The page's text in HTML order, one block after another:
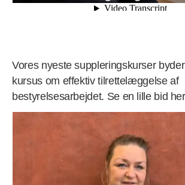
Vores nyeste suppleringskurser
kursus om effektiv tilrettelæggelse af
bestyrelsesarbejdet. Se en lille bid